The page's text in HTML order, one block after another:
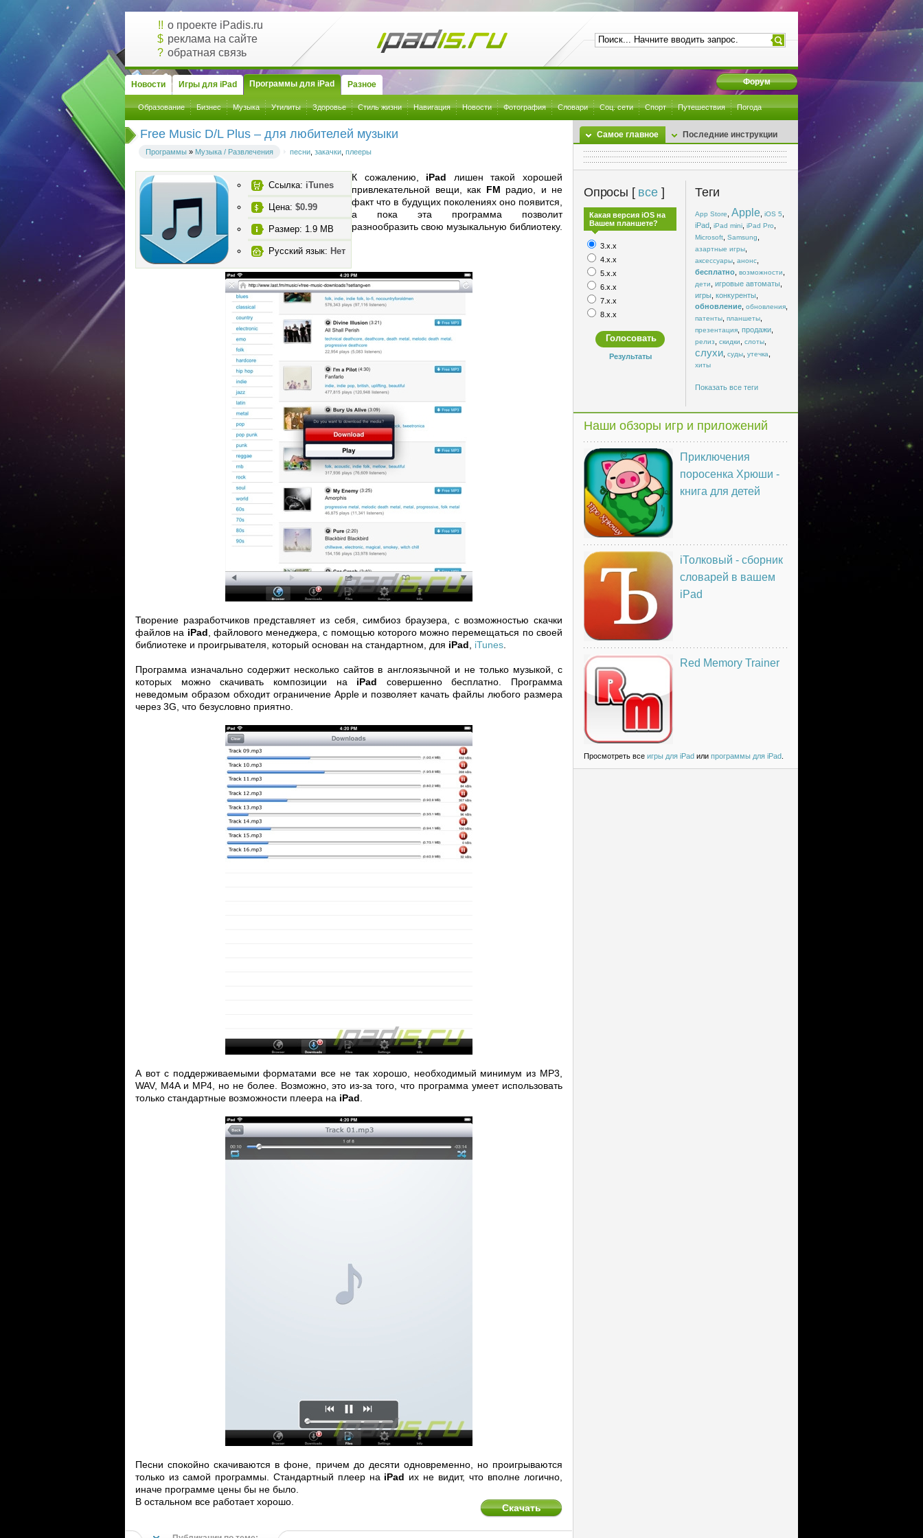
!! о проекте iPadis.ru
$ реклама на сайте
? обратная связь
Форум
Новости Игры для iPad Программы для iPad Разное
Образование Бизнес Музыка Утилиты Здоровье Стиль жизни Навигация Новости Фотография Словари Соц. сети Спорт Путешествия Погода
Free Music D/L Plus – для любителей музыки
Программы » Музыка / Развлечения песни закачки плееры
Ссылка: iTunes
Цена: $0.99
Размер: 1.9 MB
Русский язык: Нет
К сожалению, iPad лишен такой хорошей
привлекательной вещи, как FM радио, и не
факт что в будущих поколениях оно появится,
а пока эта программа позволит
разнообразить свою музыкальную библиотеку.
Творение разработчиков представляет из себя, симбиоз браузера, с возможностью скачки
файлов на iPad , файлового менеджера, с помощью которого можно перемещаться по своей
библиотеке и проигрывателя, который основан на стандартном, для iPad iTunes
Программа изначально содержит несколько сайтов в англоязычной и не только музыкой, с
которых можно скачивать композиции на iPad совершенно бесплатно. Программа
неведомым образом обходит ограничение Apple и позволяет качать файлы любого размера
через 3G, что безусловно приятно.
А вот с поддерживаемыми форматами все не так хорошо, необходимый минимум из MP3,
WAV, M4A и MP4, но не более. Возможно, это из-за того, что программа умеет использовать
только стандартные возможности плеера на iPad
Песни спокойно скачиваются в фоне, причем до десяти одновременно, но проигрываются
только из самой программы. Стандартный плеер на iPad их не видит, что вполне логично,
иначе программе цены бы не было.
В остальном все работает хорошо.
Скачать
Самое главное Последние инструкции
Опросы [ все]
Какая версия iOS на
Вашем планшете?
3.x.x
4.x.x
5.x.x
6.x.x
7.x.x
8.x.x
Результаты
Теги
App Store Apple iOS 5
iPad iPad mini iPad Pro
Microsoft Samsung
азартные игры
аксессуары анонс
бесплатно возможности
дети игровые автоматы
игры конкуренты
обновление обновления
патенты планшеты
презентация продажи
релиз скидки слоты
слухи суды утечка
хиты
Показать все теги
Наши обзоры игр и приложений
Приключения
поросенка Хрюши -
книга для детей
iТолковый - сборник
словарей в вашем
iPad
Red Memory Trainer
Просмотреть все игры для iPad или программы для iPad